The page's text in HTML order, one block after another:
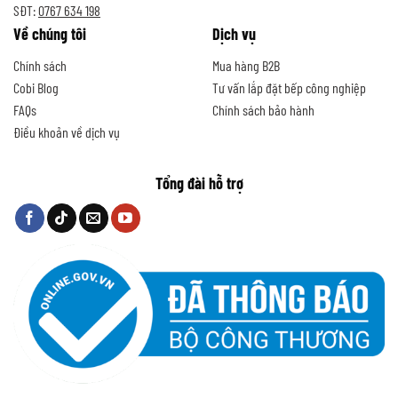
SĐT:0767 634 198
Về chúng tôi
Chính sách
Cobi Blog
FAQs
Điều khoản về dịch vụ
Dịch vụ
Mua hàng B2B
Tư vấn lắp đặt bếp công nghiệp
Chính sách bảo hành
Tổng đài hỗ trợ